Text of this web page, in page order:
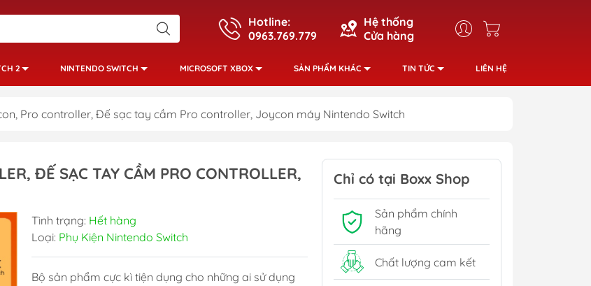
Hotline:
0963.769.779
Hệ thống
Cửa hàng
2 NINTENDO SWITCH MICROSOFT XBOX SẢN PHẨM KHÁC TIN TỨC LIÊN HỆ
Pro controller, Đế sạc tay cầm Pro controller, Joycon máy Nintendo Switch
ĐẾ SẠC TAY CẦM PRO CONTROLLER,
Tình trạng: Hết hàng
Loại: Phụ Kiện Nintendo Switch
Bộ sản phẩm cực kì tiện dụng cho những ai sử dụng
Chỉ có tại Boxx Shop
Sản phẩm chính
hãng
Chất lượng cam kết